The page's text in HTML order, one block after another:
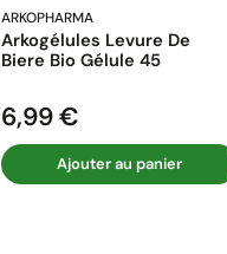
ARKOPHARMA
Arkogélules Levure De
Biere Bio Gélule 45
Prix
6,99 €
Ajouter au panier